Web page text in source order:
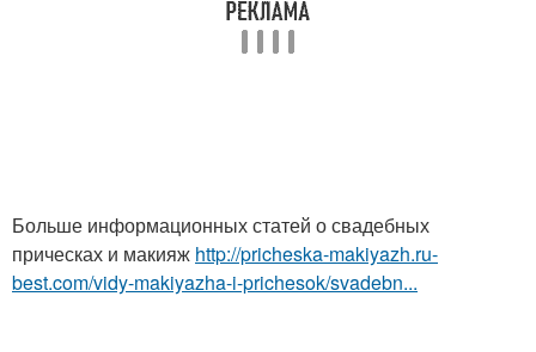
Больше информационных статей о свадебных
прическах и макияж http://pricheska-makiyazh.ru-
best.com/vidy-makiyazha-i-prichesok/svadebn...